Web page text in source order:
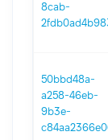
8cab-
50bbd48a-
a258-46eb-
9b3e-